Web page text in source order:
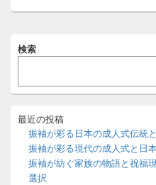
稿:
イ
イ
バ
検索
最近の投稿
振袖が彩る日本の成人式伝統
振袖が彩る現代の成人式と日
振袖が紡ぐ家族の物語と祝福
選択